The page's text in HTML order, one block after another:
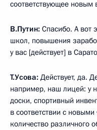
соответствующее
В.Путин: Спасибо. А вот
школ, повышения
у вас [действует] в
Т.Усова: Действует, да.
например, наш лицей: у
доски, спортивный
в соответствии с
количество различного